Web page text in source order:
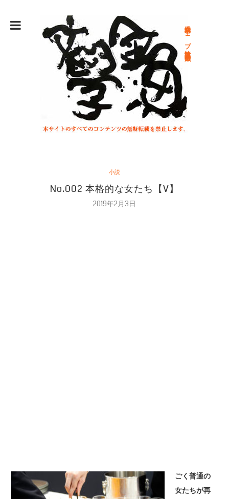
総合文学ウェブ情報誌 文学金魚
小説
No.002 本格的な女たち【V】
2019年2月3日
ごく普通の
女たちが再